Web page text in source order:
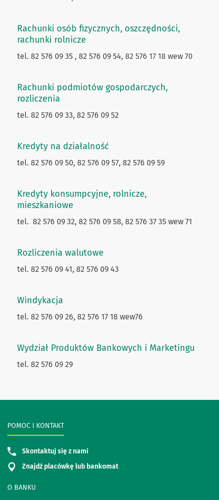
Rachunki osób fizycznych, oszczędności,
rachunki rolnicze
tel. 82 576 09 35 , 82 576 09 54, 82 576 17 18 wew 70
Rachunki podmiotów gospodarczych,
rozliczenia
tel. 82 576 09 33, 82 576 09 52
Kredyty na działalność
tel. 82 576 09 50, 82 576 09 57, 82 576 09 59
Kredyty konsumpcyjne, rolnicze,
mieszkaniowe
tel. 82 576 09 32, 82 576 09 58, 82 576 37 35 wew 71
Rozliczenia walutowe
tel. 82 576 09 41, 82 576 09 43
Windykacja
tel. 82 576 09 26, 82 576 17 18 wew76
Wydział Produktów Bankowych i Marketingu
tel. 82 576 09 29
O BANKU
POMOC I KONTAKT
Skontaktuj się z nami
Znajdź placówkę lub bankomat